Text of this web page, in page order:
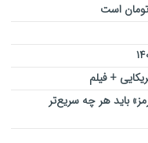
+ فیلم
باید هر چه سریع‌تر